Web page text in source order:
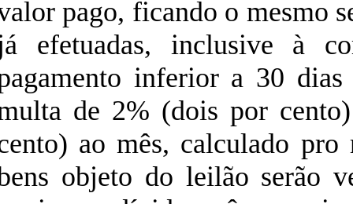
pago, ficando o mesmo
efetuadas, inclusive à
inferior a 30
de 2% (dois por
ao mês, calculado
objeto do leilão serão